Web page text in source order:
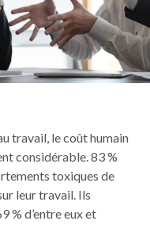
travail, le coût humain
considérable. 83 %
toxiques de
leur travail. Ils
% d’entre eux et